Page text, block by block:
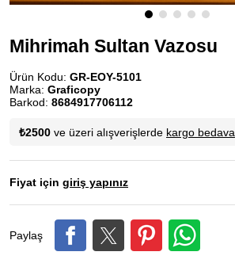
Mihrimah Sultan Vazosu
Ürün Kodu: GR-EOY-5101
Marka: Graficopy
Barkod: 8684917706112
₺2500 ve üzeri alışverişlerde kargo bedava
Fiyat için giriş yapınız
Paylaş